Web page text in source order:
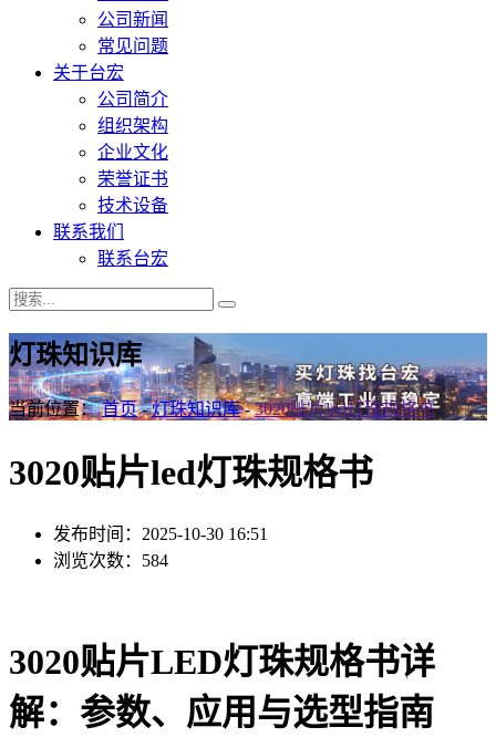
公司新闻
常见问题
关于台宏
公司简介
组织架构
企业文化
荣誉证书
技术设备
联系我们
联系台宏
灯珠知识库
当前位置：首页-灯珠知识库-3020贴片led灯珠规格书
3020贴片led灯珠规格书
发布时间：2025-10-30 16:51
浏览次数：584
3020贴片LED灯珠规格书详
解：参数、应用与选型指南